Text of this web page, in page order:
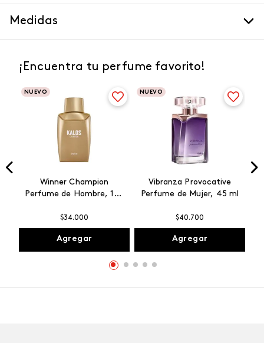
Medidas
¡Encuentra tu perfume favorito!
NUEVO
Winner Champion
Perfume de Hombre, 100
$34.000
Agregar
NUEVO
Vibranza Provocative
Perfume de Mujer, 45 ml
$40.700
Agregar